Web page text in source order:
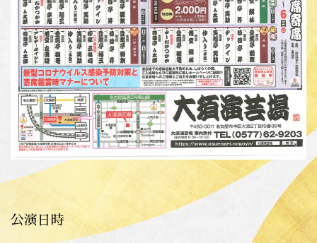
公演日時